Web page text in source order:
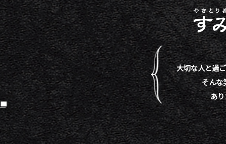
大切な人と過ご
そんな
あ